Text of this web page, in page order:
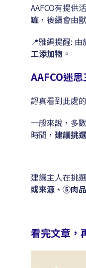
AAFCO有提供
罐，後續會由
📍雅編提醒:
工添加物 。
AAFCO迷
認真看到此處
一般來說，多
時間， 建議挑
建議主人在挑
或來源、⑤肉
看完文章，